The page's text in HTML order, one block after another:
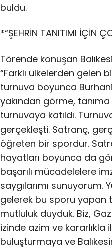
buldu.
*“ŞEHRİN TANITIMI İÇİN
Törende konuşan
“Farklı ülkelerden gelen
turnuva boyunca
yakından görme,
turnuvaya katıldı.
gerçekleşti. Satranç,
öğreten bir spordur.
hayatları boyunca da
başarılı mücadelelere
saygılarımı
gelerek bu sporu yapan
mutluluk duyduk. Biz,
izinde azim ve
buluşturmaya ve